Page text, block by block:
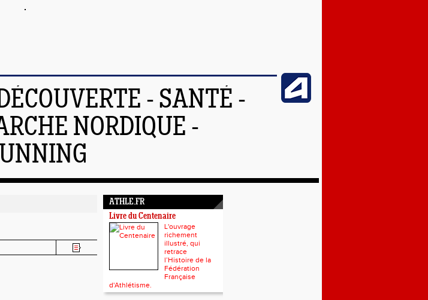
- SANTÉ -
NORDIQUE -
ATHLE.FR
Livre du Centenaire
L'ouvrage
richement
illustré, qui
retrace
l’Histoire de la
Fédération
Française
d'Athlétisme.